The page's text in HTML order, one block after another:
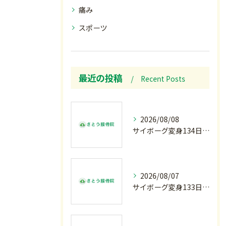
痛み
スポーツ
最近の投稿 Recent Posts
2026/08/08
サイボーグ変身134日目.ゾロ目.お盆休み.甲子園.佐野日大.麦倉監督37年振り白星.柔道インターハイ.2歳ダリア賞.GⅢ.エルムS. GⅢ.レパードS. GⅢ.CBC賞.応援印…土曜の朝〜
2026/08/07
サイボーグ変身133日目.広島.原爆.81年.インターハイ初日.金曜の朝〜